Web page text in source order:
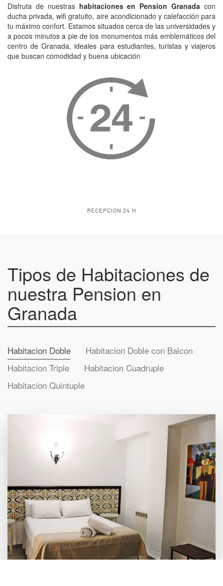
Disfruta de nuestras habitaciones en Pension Granada con
ducha privada, wifi gratuito, aire acondicionado y calefacción para
tu máximo confort. Estamos situados cerca de las universidades y
a pocos minutos a pie de los monumentos más emblemáticos del
centro de Granada, ideales para estudiantes, turistas y viajeros
que buscan comodidad y buena ubicación
Tipos de Habitaciones de
nuestra Pension en
Granada
Habitacion Doble
Habitacion Doble con Balcon
Habitacion Triple
Habitacion Cuadruple
Habitacion Quintuple